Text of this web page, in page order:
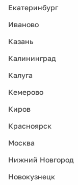
Екатеринбург
Иваново
Казань
Калининград
Калуга
Кемерово
Киров
Красноярск
Москва
Нижний Новгород
Новокузнецк